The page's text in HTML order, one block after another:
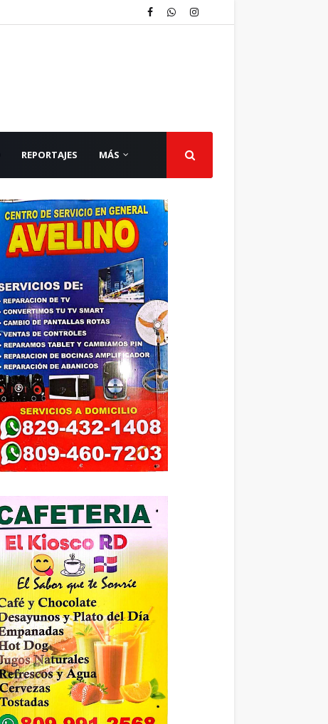
REPORTAJES MÁS